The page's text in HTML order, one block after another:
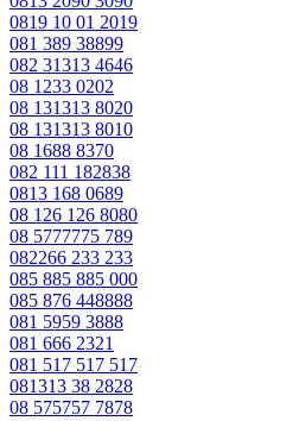
0819 10 01 2019
081 389 38899
082 31313 4646
08 1233 0202
08 131313 8020
08 131313 8010
08 1688 8370
082 111 182838
0813 168 0689
08 126 126 8080
08 5777775 789
082266 233 233
085 885 885 000
085 876 448888
081 5959 3888
081 666 2321
081 517 517 517
081313 38 2828
08 575757 7878